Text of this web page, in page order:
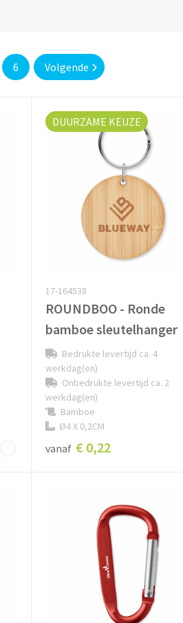
6 Volgende
DUURZAME KEUZE
17-164538
ROUNDBOO - Ronde
bamboe sleutelhanger
Bedrukte levertijd ca. 4
werkdag(en)
Onbedrukte levertijd ca. 2
werkdag(en)
Bamboe
Ø4 X 0,2CM
vanaf € 0,22